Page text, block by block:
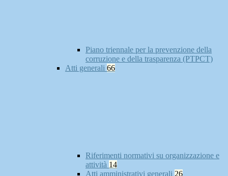
Piano triennale per la prevenzione della
corruzione e della trasparenza (PTPCT)
Atti generali 66
Riferimenti normativi su organizzazione e
attività 14
Atti amministrativi generali 26